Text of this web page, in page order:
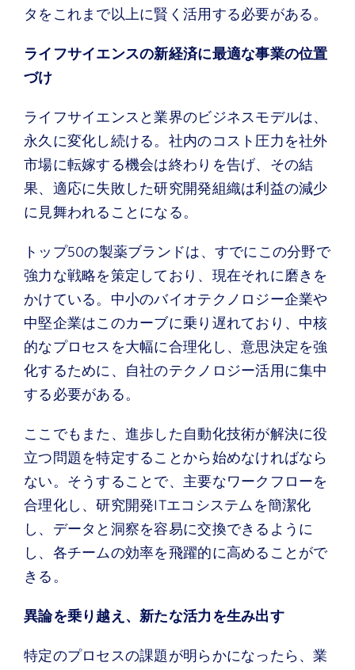
タをこれまで以上に賢く活用する必要がある。
ライフサイエンスの新経済に最適な事業の位置
づけ
ライフサイエンスと業界のビジネスモデルは、
永久に変化し続ける。社内のコスト圧力を社外
市場に転嫁する機会は終わりを告げ、その結
果、適応に失敗した研究開発組織は利益の減少
に見舞われることになる。
トップ50の製薬ブランドは、すでにこの分野で
強力な戦略を策定しており、現在それに磨きを
かけている。中小のバイオテクノロジー企業や
中堅企業はこのカーブに乗り遅れており、中核
的なプロセスを大幅に合理化し、意思決定を強
化するために、自社のテクノロジー活用に集中
する必要がある。
ここでもまた、進歩した自動化技術が解決に役
立つ問題を特定することから始めなければなら
ない。そうすることで、主要なワークフローを
合理化し、研究開発ITエコシステムを簡潔化
し、データと洞察を容易に交換できるように
し、各チームの効率を飛躍的に高めることがで
きる。
異論を乗り越え、新たな活力を生み出す
特定のプロセスの課題が明らかになったら、業